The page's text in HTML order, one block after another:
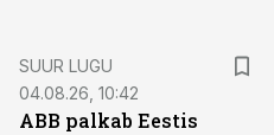
SUUR LUGU
04.08.26, 10:42
ABB palkab Eestis